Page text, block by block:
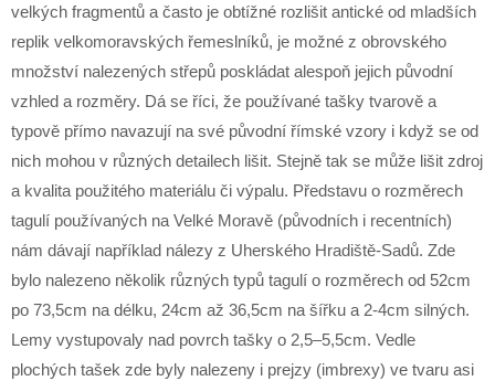
velkých fragmentů a často je obtížné rozlišit antické od mladších
replik velkomoravských řemeslníků, je možné z obrovského
množství nalezených střepů poskládat alespoň jejich původní
vzhled a rozměry. Dá se říci, že používané tašky tvarově a
typově přímo navazují na své původní římské vzory i když se od
nich mohou v různých detailech lišit. Stejně tak se může lišit zdroj
a kvalita použitého materiálu či výpalu. Představu o rozměrech
tagulí používaných na Velké Moravě (původních i recentních)
nám dávají například nálezy z Uherského Hradiště-Sadů. Zde
bylo nalezeno několik různých typů tagulí o rozměrech od 52cm
po 73,5cm na délku, 24cm až 36,5cm na šířku a 2-4cm silných.
Lemy vystupovaly nad povrch tašky o 2,5–5,5cm. Vedle
plochých tašek zde byly nalezeny i prejzy (imbrexy) ve tvaru asi